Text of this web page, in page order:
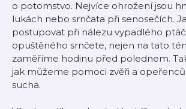
o potomstvo. Nejvíce ohrožení jsou
lukách nebo srnčata při senosečích.
postupovat při nálezu vypadlého
opuštěného srnčete, nejen na tato
zaměříme hodinu před polednem.
jak můžeme pomoci zvěři a
sucha.